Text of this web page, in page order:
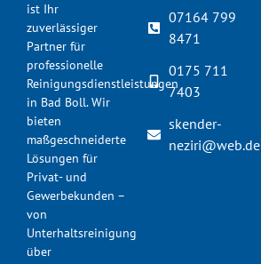
ist Ihr
zuverlässiger
Partner für
professionelle
Reinigungsdienstleistungen
in Bad Boll. Wir
bieten
maßgeschneiderte
Lösungen für
Privat- und
Gewerbekunden –
von
Unterhaltsreinigung
über
07164 799
8471
0175 711
7403
skender-
neziri@web.de